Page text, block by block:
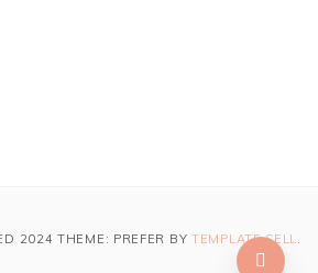
2024 THEME: PREFER BY TEMPLATE SELL.